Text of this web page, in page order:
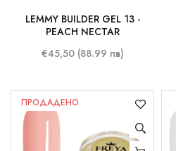
LEMMY BUILDER GEL 13 -
PEACH NECTAR
€45,50 (88.99 лв)
ПРОДАДЕНО